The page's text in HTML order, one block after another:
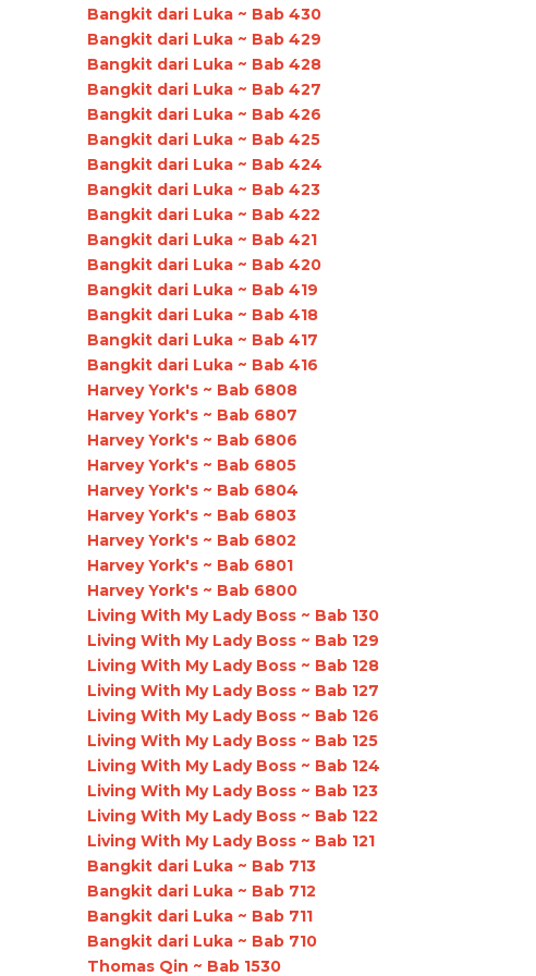
Bangkit dari Luka ~ Bab 430
Bangkit dari Luka ~ Bab 429
Bangkit dari Luka ~ Bab 428
Bangkit dari Luka ~ Bab 427
Bangkit dari Luka ~ Bab 426
Bangkit dari Luka ~ Bab 425
Bangkit dari Luka ~ Bab 424
Bangkit dari Luka ~ Bab 423
Bangkit dari Luka ~ Bab 422
Bangkit dari Luka ~ Bab 421
Bangkit dari Luka ~ Bab 420
Bangkit dari Luka ~ Bab 419
Bangkit dari Luka ~ Bab 418
Bangkit dari Luka ~ Bab 417
Bangkit dari Luka ~ Bab 416
Harvey York's ~ Bab 6808
Harvey York's ~ Bab 6807
Harvey York's ~ Bab 6806
Harvey York's ~ Bab 6805
Harvey York's ~ Bab 6804
Harvey York's ~ Bab 6803
Harvey York's ~ Bab 6802
Harvey York's ~ Bab 6801
Harvey York's ~ Bab 6800
Living With My Lady Boss ~ Bab 130
Living With My Lady Boss ~ Bab 129
Living With My Lady Boss ~ Bab 128
Living With My Lady Boss ~ Bab 127
Living With My Lady Boss ~ Bab 126
Living With My Lady Boss ~ Bab 125
Living With My Lady Boss ~ Bab 124
Living With My Lady Boss ~ Bab 123
Living With My Lady Boss ~ Bab 122
Living With My Lady Boss ~ Bab 121
Bangkit dari Luka ~ Bab 713
Bangkit dari Luka ~ Bab 712
Bangkit dari Luka ~ Bab 711
Bangkit dari Luka ~ Bab 710
Thomas Qin ~ Bab 1530